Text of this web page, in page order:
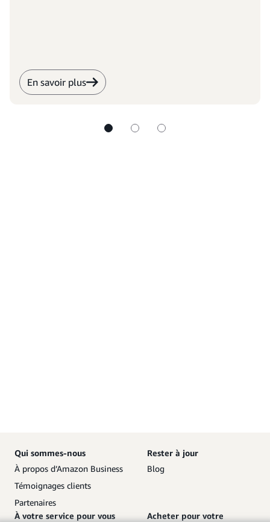
En savoir plus
Qui sommes-nous
À propos d’Amazon Business
Témoignages clients
Partenaires
Rester à jour
Blog
À votre service pour vous
Acheter pour votre